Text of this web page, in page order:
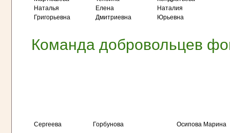
Наталья
Григорьевна
Елена
Дмитриевна
Наталия
Юрьевна
Команда добровольцев
Сергеева
Горбунова
Осипова Марина